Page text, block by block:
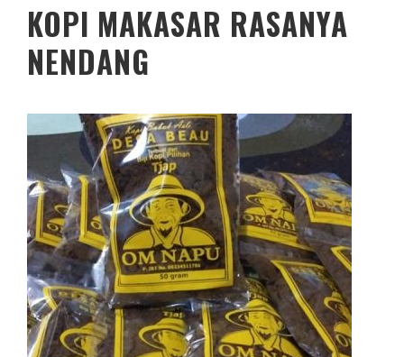
KOPI MAKASAR RASANYA
NENDANG